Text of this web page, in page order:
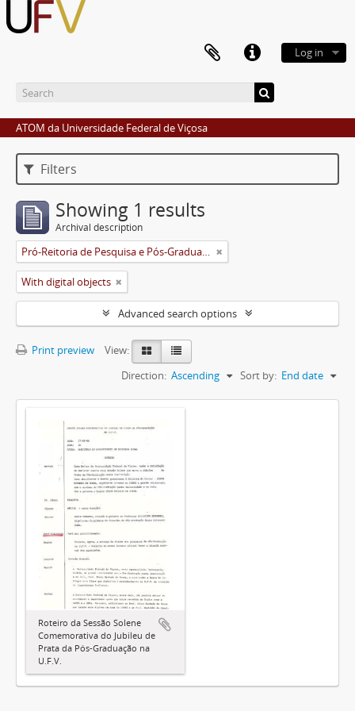
Log in
ATOM da Universidade Federal de Viçosa
Filters
Showing 1 results
Archival description
Pró-Reitoria de Pesquisa e Pós-Graduação
With digital objects
Advanced search options
Print preview
View:
Sort by: End date
Direction: Ascending
Roteiro da Sessão Solene
Comemorativa do Jubileu de
Prata da Pós-Graduação na
U.F.V.